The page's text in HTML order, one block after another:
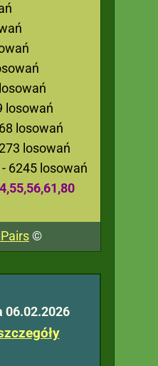
losowań
losowań
losowań
- 6245 losowań
©
06.02.2026